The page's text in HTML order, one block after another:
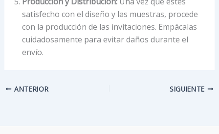
satisfecho con el diseño y las muestras, procede
con la producción de las invitaciones. Empácalas
cuidadosamente para evitar daños durante el
envío.
ANTERIOR SIGUIENTE